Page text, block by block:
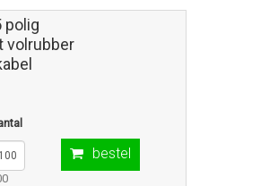
polig
volrubber
bestel